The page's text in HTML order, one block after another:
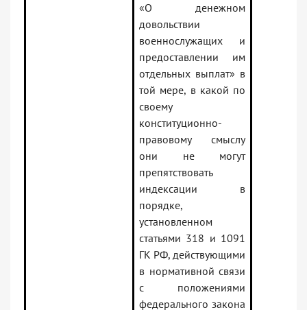
«О денежном
довольствии
военнослужащих и
предоставлении им
отдельных выплат» в
той мере, в какой по
своему
конституционно-
правовому смыслу
они не могут
препятствовать
индексации в
порядке,
установленном
статьями 318 и 1091
ГК РФ, действующими
в нормативной связи
с положениями
федерального закона